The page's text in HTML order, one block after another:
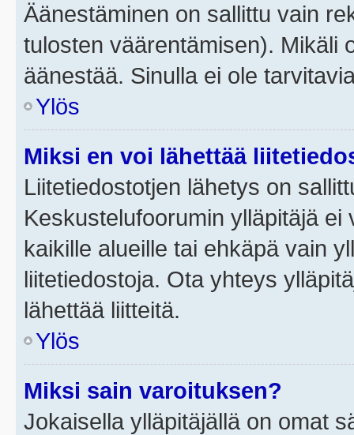
Äänestäminen on sallittu vain
tulosten väärentämisen). Mikäli
äänestää. Sinulla ei ole
Ylös
Miksi en voi lähettää
Liitetiedostotjen lähetys on
Keskustelufoorumin ylläpitäjä
kaikille alueille tai ehkäpä vain
liitetiedostoja. Ota yhteys
lähettää liitteitä.
Ylös
Miksi sain varoituksen?
Jokaisella ylläpitäjällä on omat